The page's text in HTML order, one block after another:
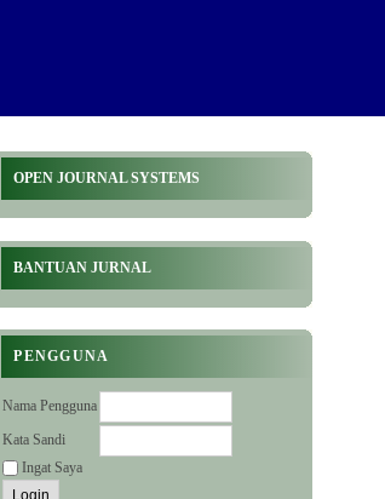
OPEN JOURNAL SYSTEMS
BANTUAN JURNAL
PENGGUNA
Nama Pengguna
Kata Sandi
Ingat Saya